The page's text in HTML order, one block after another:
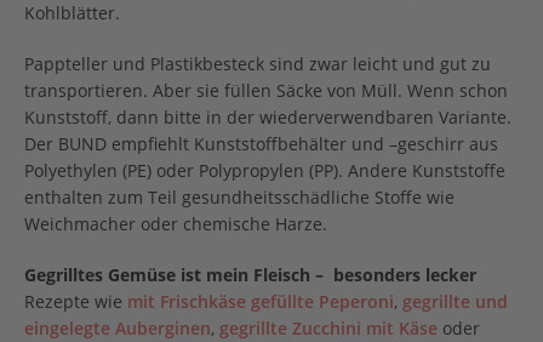
Kohlblätter.
Pappteller und Plastikbesteck sind zwar leicht und gut zu
transportieren. Aber sie füllen Säcke von Müll. Wenn schon
Kunststoff, dann bitte in der wiederverwendbaren Variante.
Der BUND empfiehlt Kunststoffbehälter und –geschirr aus
Polyethylen (PE) oder Polypropylen (PP). Andere Kunststoffe
enthalten zum Teil gesundheitsschädliche Stoffe wie
Weichmacher oder chemische Harze.
Gegrilltes Gemüse ist mein Fleisch – besonders lecker
Rezepte wie mit Frischkäse gefüllte Peperoni, gegrillte und
eingelegte Auberginen, gegrillte Zucchini mit Käse oder